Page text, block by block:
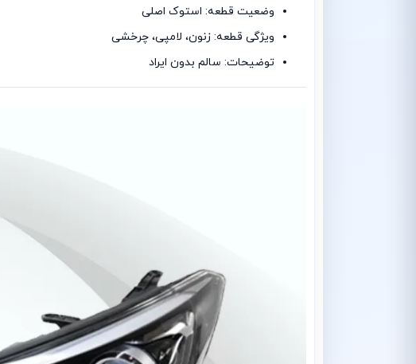
وضعیت قطعه: استوک اصلی
ویژگی قطعه: زنون، لامپی، چرخشی
توضیحات: سالم بدون ایراد